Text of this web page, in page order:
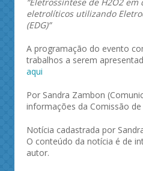
eletrolíticos utilizando
(EDG)”
A programação do evento
trabalhos a serem
aqui
Por Sandra Zambon
informações da Comissão de
Notícia cadastrada por
O conteúdo da notícia é de
autor.